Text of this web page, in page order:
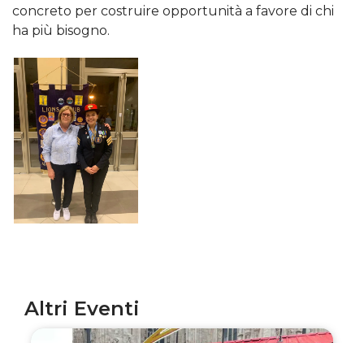
concreto per costruire opportunità a favore di chi
ha più bisogno.
Altri Eventi